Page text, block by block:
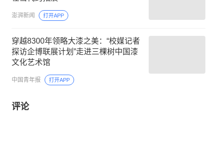
澎湃新闻 打开APP
穿越8300年领略大漆之美：“校媒记者
探访企博联展计划”走进三棵树中国漆
文化艺术馆
中国青年报 打开APP
评论